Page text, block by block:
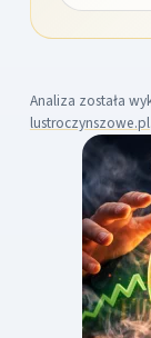
Analiza została
lustroczynszowe.pl.